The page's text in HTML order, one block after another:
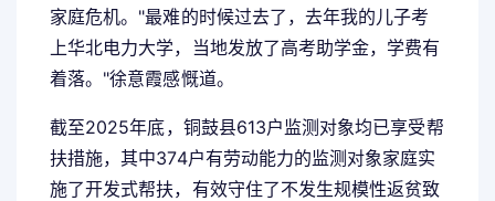
家庭危机。"最难的时候过去了，去年我的儿子考
上华北电力大学，当地发放了高考助学金，学费有
着落。"徐意霞感慨道。
截至2025年底，铜鼓县613户监测对象均已享受帮
扶措施，其中374户有劳动能力的监测对象家庭实
施了开发式帮扶，有效守住了不发生规模性返贫致